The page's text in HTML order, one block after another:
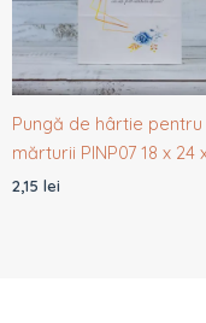
Pungă de hârtie pentru
mărturii PINP07 18 x 24
2,15 lei